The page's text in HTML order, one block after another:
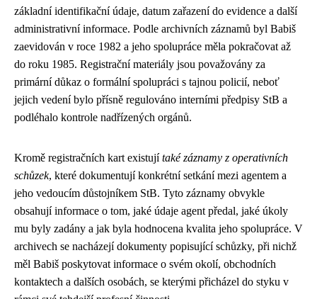
základní identifikační údaje, datum zařazení do evidence a další
administrativní informace. Podle archivních záznamů byl Babiš
zaevidován v roce 1982 a jeho spolupráce měla pokračovat až
do roku 1985. Registrační materiály jsou považovány za
primární důkaz o formální spolupráci s tajnou policií, neboť
jejich vedení bylo přísně regulováno interními předpisy StB a
podléhalo kontrole nadřízených orgánů.
Kromě registračních kart existujítaké záznamy z operativních
schůzek, které dokumentují konkrétní setkání mezi agentem a
jeho vedoucím důstojníkem StB. Tyto záznamy obvykle
obsahují informace o tom, jaké údaje agent předal, jaké úkoly
mu byly zadány a jak byla hodnocena kvalita jeho spolupráce. V
archivech se nacházejí dokumenty popisující schůzky, při nichž
měl Babiš poskytovat informace o svém okolí, obchodních
kontaktech a dalších osobách, se kterými přicházel do styku v